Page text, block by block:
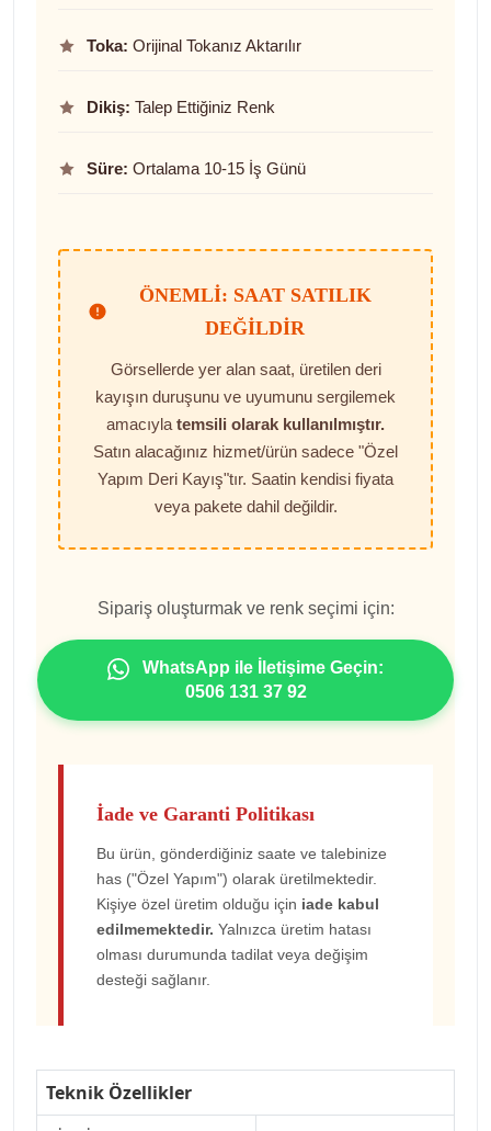
Toka: Orijinal Tokanız Aktarılır
Dikiş: Talep Ettiğiniz Renk
Süre: Ortalama 10-15 İş Günü
ÖNEMLI: SAAT SATILIK
DEĞILDIR
Görsellerde yer alan saat, üretilen deri
kayışın duruşunu ve uyumunu sergilemek
amacıyla temsili olarak kullanılmıştır.
Satın alacağınız hizmet/ürün sadece "Özel
Yapım Deri Kayış"tır. Saatin kendisi fiyata
veya pakete dahil değildir.
Sipariş oluşturmak ve renk seçimi için:
WhatsApp ile İletişime Geçin:
0506 131 37 92
İade ve Garanti Politikası
Bu ürün, gönderdiğiniz saate ve talebinize
has ("Özel Yapım") olarak üretilmektedir.
Kişiye özel üretim olduğu için iade kabul
edilmemektedir. Yalnızca üretim hatası
olması durumunda tadilat veya değişim
desteği sağlanır.
Teknik Özellikler